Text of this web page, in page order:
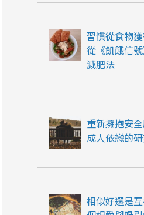
習慣從食物
從《飢餓信
減肥法
重新擁抱安
成人依戀的
相似好還是